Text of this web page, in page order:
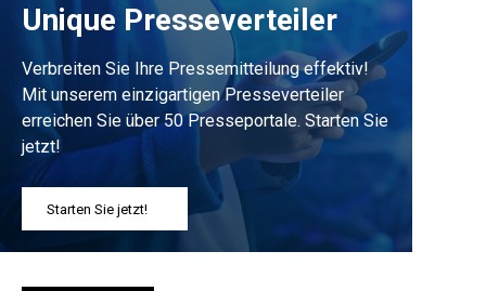
Unique Presseverteiler
Verbreiten Sie Ihre Pressemitteilung effektiv!
Mit unserem einzigartigen Presseverteiler
erreichen Sie über 50 Presseportale. Starten Sie
jetzt!
Starten Sie jetzt!